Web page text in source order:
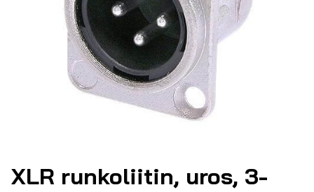
XLR runkoliitin, uros, 3-